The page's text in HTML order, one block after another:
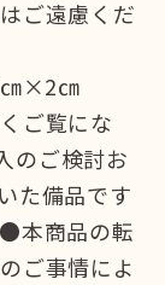
ご遠慮くだ
㎝×2㎝
ご覧にな
のご検討お
た備品です
本商品の転
ご事情によ